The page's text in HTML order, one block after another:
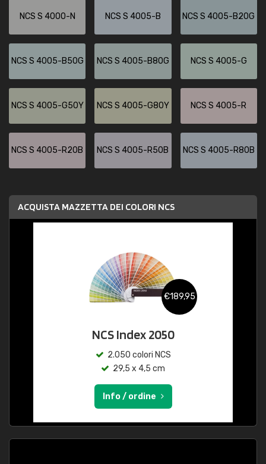
NCS S 4000-N NCS S 4005-B NCS S 4005-B20G
NCS S 4005-B50G NCS S 4005-B80G NCS S 4005-G
NCS S 4005-G50Y NCS S 4005-G80Y NCS S 4005-R
NCS S 4005-R20B NCS S 4005-R50B NCS S 4005-R80B
ACQUISTA MAZZETTA DEI COLORI NCS
€189,95
NCS Index 2050
2.050 colori NCS
29,5 x 4,5 cm
Info / ordine